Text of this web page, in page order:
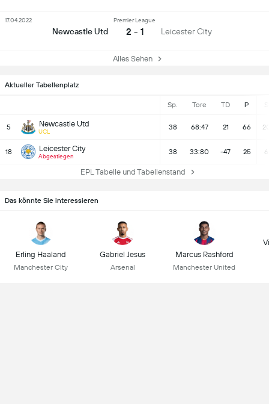
Aktueller Tabellenplatz
Sp. Tore TD P
5 Newcastle Utd
UCL
38 68:47 21 66
18 Leicester City
Abgestiegen
38 33:80 -47 25 6
EPL Tabelle und Tabellenstand
Newcastle Utd
Premier League
2 - 1 Leicester City
17.04.2022
Alles Sehen
Das könnte Sie interessieren
Erling Haaland
Manchester City
Gabriel Jesus
Arsenal
Marcus Rashford
Manchester United